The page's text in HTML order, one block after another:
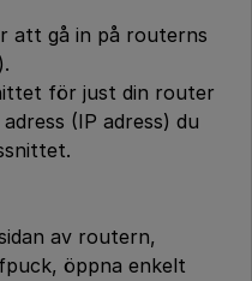
att gå in på routerns
för just din router
(IP adress) du
av routern,
öppna enkelt